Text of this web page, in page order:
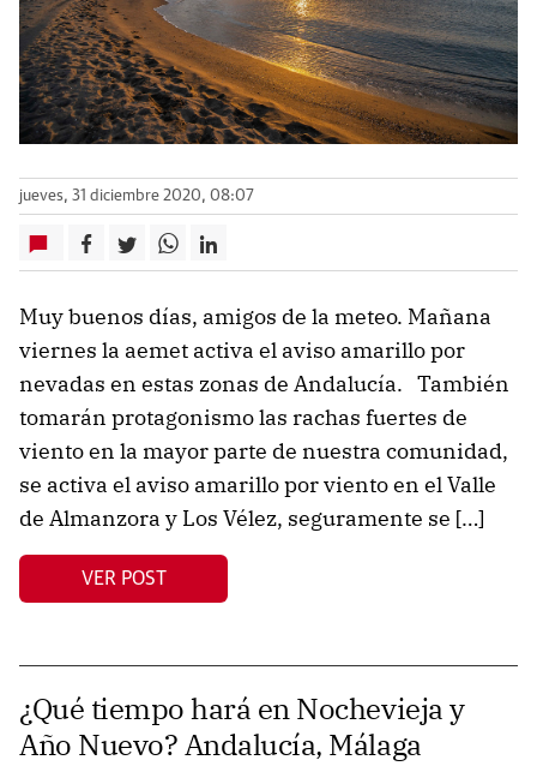
jueves, 31 diciembre 2020, 08:07
Muy buenos días, amigos de la meteo. Mañana
viernes la aemet activa el aviso amarillo por
nevadas en estas zonas de Andalucía. También
tomarán protagonismo las rachas fuertes de
viento en la mayor parte de nuestra comunidad,
se activa el aviso amarillo por viento en el Valle
de Almanzora y Los Vélez, seguramente se […]
VER POST
¿Qué tiempo hará en Nochevieja y
Año Nuevo? Andalucía, Málaga